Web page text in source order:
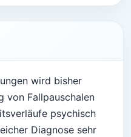
wird bisher
von Fallpauschalen
psychisch
Diagnose sehr